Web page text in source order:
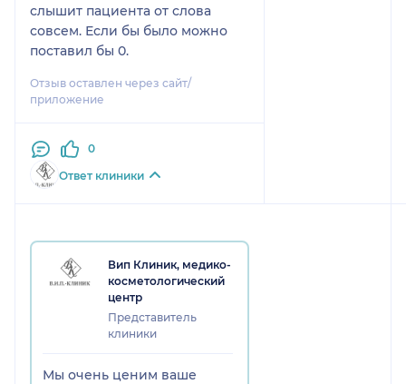
слышит пациента от слова
совсем. Если бы было можно
поставил бы 0.
Отзыв оставлен через сайт/
приложение
0
Ответ клиники
Вип Клиник, медико-
косметологический
центр
Представитель
клиники
Мы очень ценим ваше